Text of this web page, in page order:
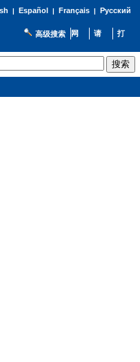
| Español | Français| Русский
高级搜索